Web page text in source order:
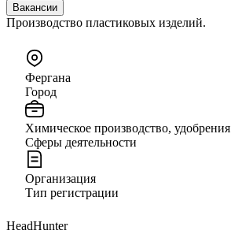
Вакансии
Производство пластиковых изделий.
Фергана
Город
Химическое производство, удобрения
Сферы деятельности
Организация
Тип регистрации
HeadHunter